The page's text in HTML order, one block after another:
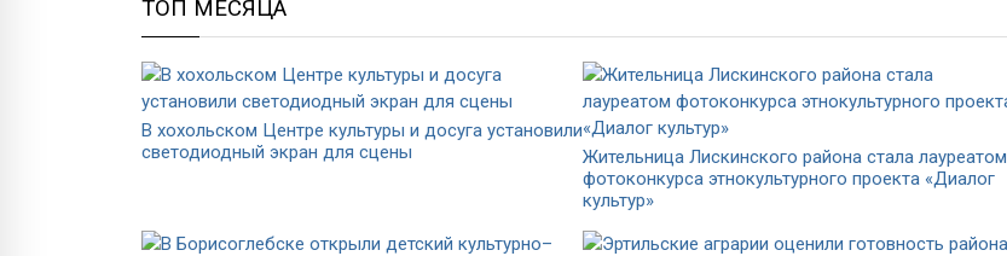
ТОП МЕСЯЦА
В хохольском Центре культуры и досуга установили
светодиодный экран для сцены
Жительница Лискинского района стала лауреатом
фотоконкурса этнокультурного проекта «Диалог
культур»